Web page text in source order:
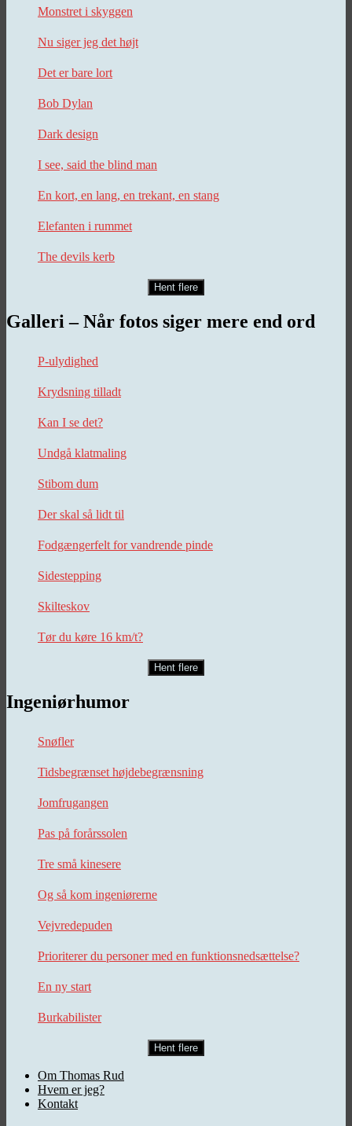
Monstret i skyggen
Nu siger jeg det højt
Det er bare lort
Bob Dylan
Dark design
I see, said the blind man
En kort, en lang, en trekant, en stang
Elefanten i rummet
The devils kerb
Hent flere
Galleri – Når fotos siger mere end ord
P-ulydighed
Krydsning tilladt
Kan I se det?
Undgå klatmaling
Stibom dum
Der skal så lidt til
Fodgængerfelt for vandrende pinde
Sidestepping
Skilteskov
Tør du køre 16 km/t?
Hent flere
Ingeniørhumor
Snøfler
Tidsbegrænset højdebegrænsning
Jomfrugangen
Pas på forårssolen
Tre små kinesere
Og så kom ingeniørerne
Vejvredepuden
Prioriterer du personer med en funktionsnedsættelse?
En ny start
Burkabilister
Hent flere
Om Thomas Rud
Hvem er jeg?
Kontakt